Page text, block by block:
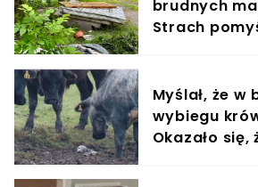
brudnych
Strach
Myślał, że w
wybiegu
Okazało